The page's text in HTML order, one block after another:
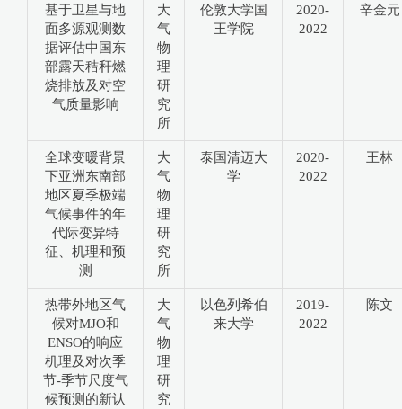
基于卫星与地
面多源观测数
据评估中国东
部露天秸秆燃
烧排放及对空
气质量影响
大
气
物
理
研
究
所
伦敦大学国
王学院
2020-
2022
辛金元
全球变暖背景
下亚洲东南部
地区夏季极端
气候事件的年
代际变异特
征、机理和预
测
大
气
物
理
研
究
所
泰国清迈大
学
2020-
2022
王林
热带外地区气
候对MJO和
ENSO的响应
机理及对次季
节-季节尺度气
候预测的新认
大
气
物
理
研
究
以色列希伯
来大学
2019-
2022
陈文